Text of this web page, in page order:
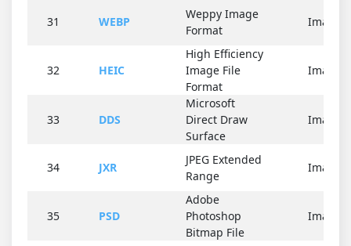
31 WEBP
Weppy Image
Format
Imagen
32 HEIC
High Efficiency
Image File
Format
Imagen
33 DDS
Microsoft
Direct Draw
Surface
Imagen
34 JXR
JPEG Extended
Range
Imagen
35 PSD
Adobe
Photoshop
Bitmap File
Imagen